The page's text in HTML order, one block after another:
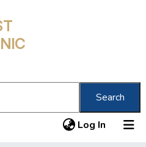
Search
Log In (current)